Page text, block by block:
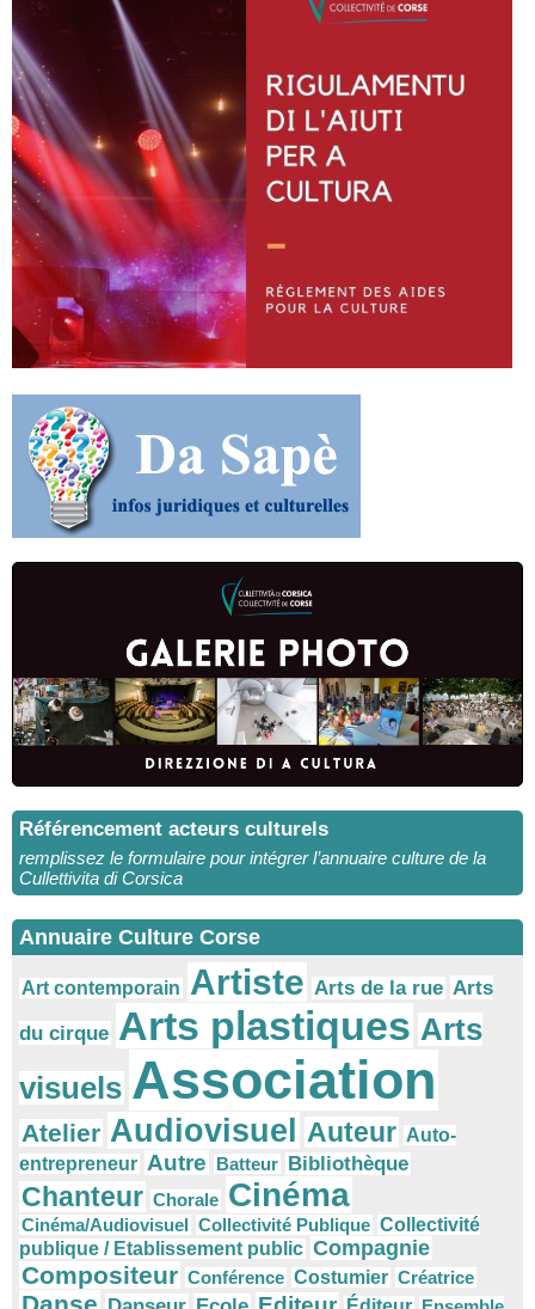
Référencement acteurs culturels
remplissez le formulaire pour intégrer l’annuaire culture de la
Cullettivita di Corsica
Annuaire Culture Corse
Art contemporain Artiste Arts de la rue Arts
du cirque Arts plastiques Arts
visuels Association
Atelier Audiovisuel Auteur Auto-
entrepreneur Autre Batteur Bibliothèque
Chanteur Chorale Cinéma
Cinéma/Audiovisuel Collectivité Publique Collectivité
publique / Etablissement public Compagnie
Compositeur Conférence Costumier Créatrice